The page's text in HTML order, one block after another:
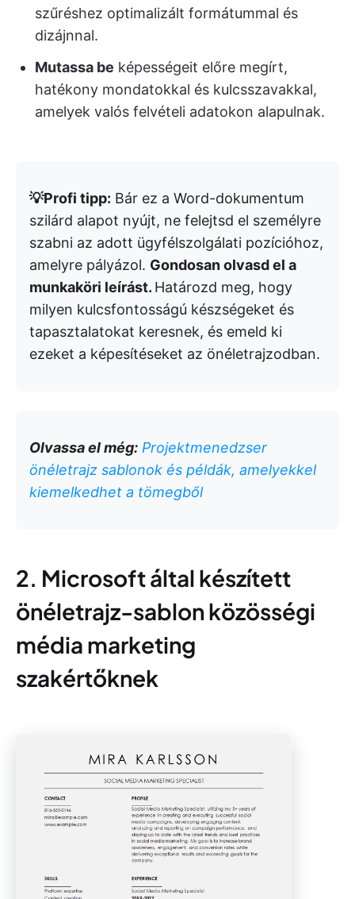
szűréshez optimalizált formátummal és
dizájnnal.
Mutassa be képességeit előre megírt,
hatékony mondatokkal és kulcsszavakkal,
amelyek valós felvételi adatokon alapulnak.
💡Profi tipp: Bár ez a Word-dokumentum
szilárd alapot nyújt, ne felejtsd el személyre
szabni az adott ügyfélszolgálati pozícióhoz,
amelyre pályázol. Gondosan olvasd el a
munkaköri leírást. Határozd meg, hogy
milyen kulcsfontosságú készségeket és
tapasztalatokat keresnek, és emeld ki
ezeket a képesítéseket az önéletrajzodban.
Olvassa el még: Projektmenedzser
önéletrajz sablonok és példák, amelyekkel
kiemelkedhet a tömegből
2. Microsoft által készített
önéletrajz-sablon közösségi
média marketing
szakértőknek